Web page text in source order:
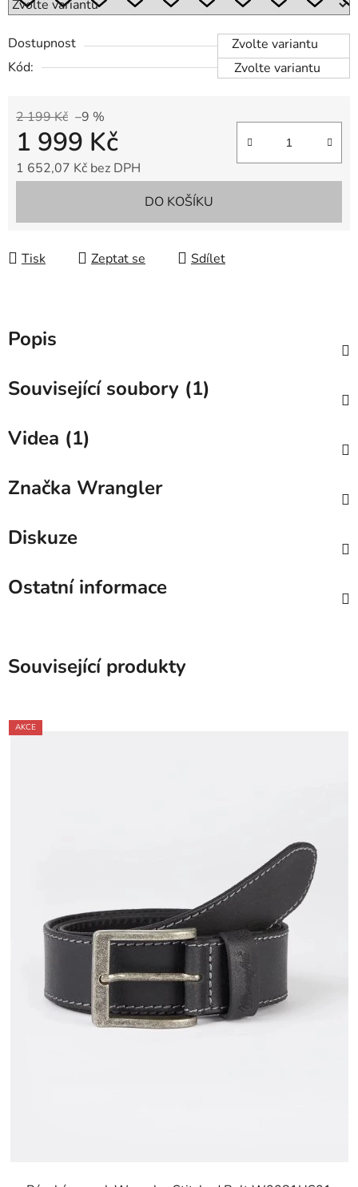
Dostupnost
Zvolte variantu
Kód:
Zvolte variantu
2 199 Kč –9 %
1 999 Kč
1 652,07 Kč bez DPH
DO KOŠÍKU
Tisk Zeptat se Sdílet
Popis
Související soubory (1)
Videa (1)
Značka Wrangler
Diskuze
Ostatní informace
Související produkty
AKCE